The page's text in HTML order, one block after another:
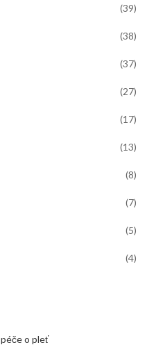
(39)
(38)
(37)
(27)
(17)
(13)
(8)
(7)
(5)
(4)
péče o pleť